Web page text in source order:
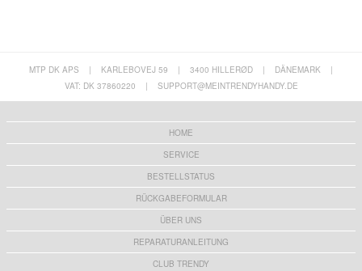
MTP DK APS | KARLEBOVEJ 59 | 3400 HILLERØD | DÄNEMARK
|
VAT: DK 37860220
| SUPPORT@MEINTRENDYHANDY.DE
HOME
SERVICE
BESTELLSTATUS
RÜCKGABEFORMULAR
ÜBER UNS
REPARATURANLEITUNG
CLUB TRENDY